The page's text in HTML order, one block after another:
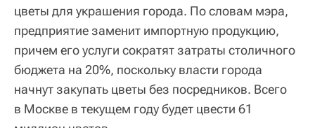
цветы для украшения города. По словам мэра,
предприятие заменит импортную продукцию,
причем его услуги сократят затраты столичного
бюджета на 20%, поскольку власти города
начнут закупать цветы без посредников. Всего
в Москве в текущем году будет цвести 61